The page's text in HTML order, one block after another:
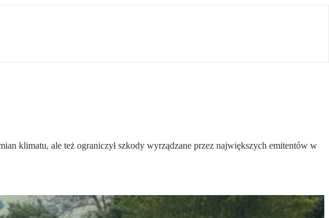
klimatu, ale też ograniczył szkody wyrządzane przez największych emitentów w